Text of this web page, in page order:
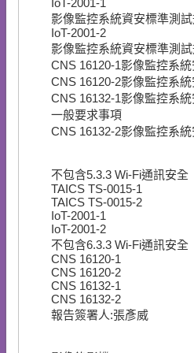
IoT-2001-1
影像監控系統資安標準測
IoT-2001-2
影像監控系統資安標準測
CNS 16120-1影像監控系
CNS 16120-2影像監控系
CNS 16132-1影像監控系
一般要求事項
CNS 16132-2影像監控系
不包含5.3.3 Wi-Fi通訊安全
TAICS TS-0015-1
TAICS TS-0015-2
IoT-2001-1
IoT-2001-2
不包含6.3.3 Wi-Fi通訊安全
CNS 16120-1
CNS 16120-2
CNS 16132-1
CNS 16132-2
報告簽署人:張彥威